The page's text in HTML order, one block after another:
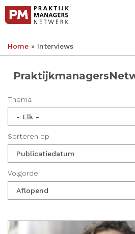
Overslaan
naar
inhoud
Home Interviews
Thema
Sorteren op
Volgorde